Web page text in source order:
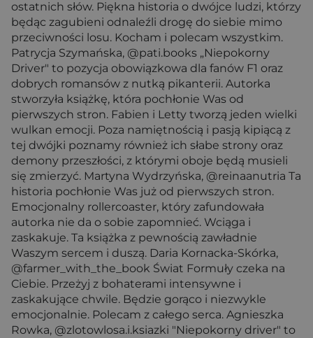
ostatnich słów. Piękna historia o dwójce ludzi, którzy
będąc zagubieni odnaleźli drogę do siebie mimo
przeciwności losu. Kocham i polecam wszystkim.
Patrycja Szymańska, @pati.books „Niepokorny
Driver" to pozycja obowiązkowa dla fanów F1 oraz
dobrych romansów z nutką pikanterii. Autorka
stworzyła książkę, która pochłonie Was od
pierwszych stron. Fabien i Letty tworzą jeden wielki
wulkan emocji. Poza namiętnością i pasją kipiącą z
tej dwójki poznamy również ich słabe strony oraz
demony przeszłości, z którymi oboje będą musieli
się zmierzyć. Martyna Wydrzyńska, @reinaanutria Ta
historia pochłonie Was już od pierwszych stron.
Emocjonalny rollercoaster, który zafundowała
autorka nie da o sobie zapomnieć. Wciąga i
zaskakuje. Ta książka z pewnością zawładnie
Waszym sercem i duszą. Daria Kornacka-Skórka,
@farmer_with_the_book Świat Formuły czeka na
Ciebie. Przeżyj z bohaterami intensywne i
zaskakujące chwile. Będzie gorąco i niezwykle
emocjonalnie. Polecam z całego serca. Agnieszka
Rowka, @zlotowlosa.i.ksiazki "Niepokorny driver" to